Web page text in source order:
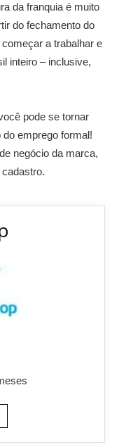
da franquia é muito
do fechamento do
a trabalhar e
inteiro – inclusive,
pode se tornar
emprego formal!
negócio da marca,